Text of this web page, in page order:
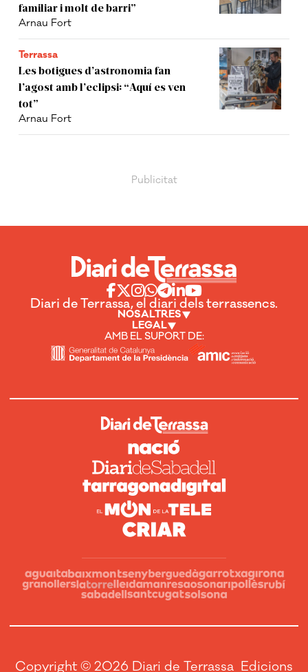
familiar i molt de barri”
Arnau Fort
Terrassa
Les botigues d’astronomia fan
l’agost amb l’eclipsi: “Aquí es ven
tot”
Arnau Fort
Diari de Terrassa, el diari dels terrassencs.
NOSALTRES
LEGAL
AMB EL SUPORT DE:
Copyright © 2026 Diari de Terrassa Edicions